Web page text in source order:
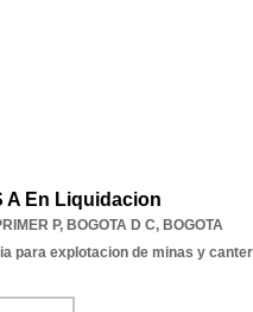
A En Liquidacion
P, BOGOTA D C, BOGOTA
para explotacion de minas y